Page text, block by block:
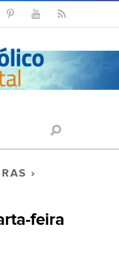
›
feira